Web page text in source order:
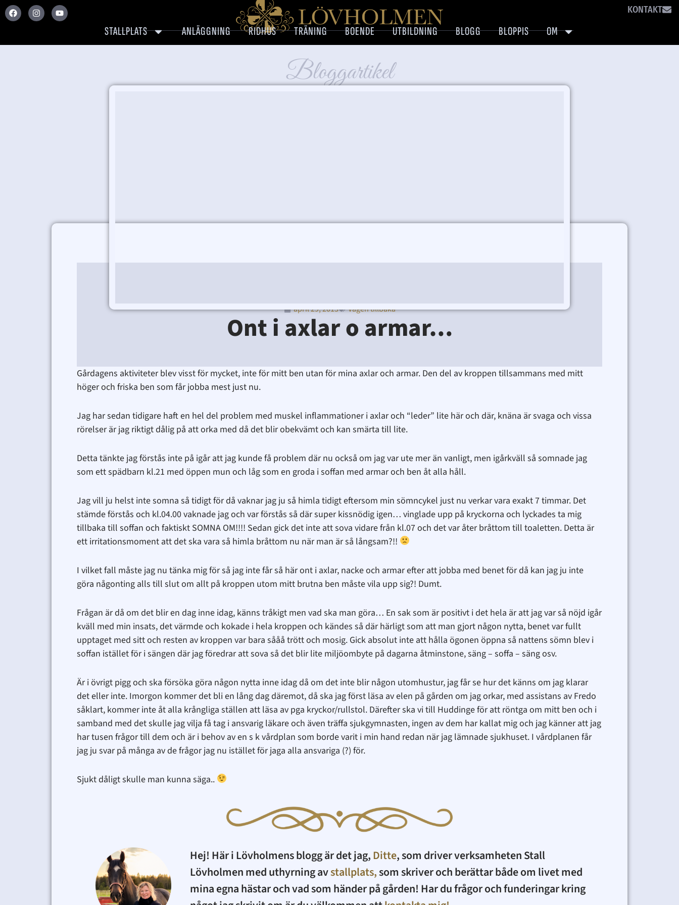
KONTAKT
STALLPLATS ANLÄGGNING RIDHUS TRÄNING BOENDE UTBILDNING BLOGG BLOPPIS OM
Bloggartikel
Ditte Lindbom april 29, 2013 8:13 f m
april 29, 2013 Vägen tillbaka
Ont i axlar o armar…
Gårdagens aktiviteter blev visst för mycket, inte för mitt ben utan för mina axlar och armar. Den del av kroppen tillsammans med mitt
höger och friska ben som får jobba mest just nu.
Jag har sedan tidigare haft en hel del problem med muskel inflammationer i axlar och “leder” lite här och där, knäna är svaga och vissa
rörelser är jag riktigt dålig på att orka med då det blir obekvämt och kan smärta till lite.
Detta tänkte jag förstås inte på igår att jag kunde få problem där nu också om jag var ute mer än vanligt, men igårkväll så somnade jag
som ett spädbarn kl.21 med öppen mun och låg som en groda i soffan med armar och ben åt alla håll.
Jag vill ju helst inte somna så tidigt för då vaknar jag ju så himla tidigt eftersom min sömncykel just nu verkar vara exakt 7 timmar. Det
stämde förstås och kl.04.00 vaknade jag och var förstås så där super kissnödig igen… vinglade upp på kryckorna och lyckades ta mig
tillbaka till soffan och faktiskt SOMNA OM!!!! Sedan gick det inte att sova vidare från kl.07 och det var åter bråttom till toaletten. Detta är
ett irritationsmoment att det ska vara så himla bråttom nu när man är så långsam?!!
I vilket fall måste jag nu tänka mig för så jag inte får så här ont i axlar, nacke och armar efter att jobba med benet för då kan jag ju inte
göra någonting alls till slut om allt på kroppen utom mitt brutna ben måste vila upp sig?! Dumt.
Frågan är då om det blir en dag inne idag, känns tråkigt men vad ska man göra… En sak som är positivt i det hela är att jag var så nöjd igår
kväll med min insats, det värmde och kokade i hela kroppen och kändes så där härligt som att man gjort någon nytta, benet var fullt
upptaget med sitt och resten av kroppen var bara sååå trött och mosig. Gick absolut inte att hålla ögonen öppna så nattens sömn blev i
soffan istället för i sängen där jag föredrar att sova så det blir lite miljöombyte på dagarna åtminstone, säng – soffa – säng osv.
Är i övrigt pigg och ska försöka göra någon nytta inne idag då om det inte blir någon utomhustur, jag får se hur det känns om jag klarar
det eller inte. Imorgon kommer det bli en lång dag däremot, då ska jag först läsa av elen på gården om jag orkar, med assistans av Fredo
såklart, kommer inte åt alla krångliga ställen att läsa av pga kryckor/rullstol. Därefter ska vi till Huddinge för att röntga om mitt ben och i
samband med det skulle jag vilja få tag i ansvarig läkare och även träffa sjukgymnasten, ingen av dem har kallat mig och jag känner att jag
har tusen frågor till dem och är i behov av en s k vårdplan som borde varit i min hand redan när jag lämnade sjukhuset. I vårdplanen får
jag ju svar på många av de frågor jag nu istället för jaga alla ansvariga (?) för.
Sjukt dåligt skulle man kunna säga..
Hej! Här i Lövholmens blogg är det jag,Ditte, som driver verksamheten Stall
Lövholmen med uthyrning avstallplats,som skriver och berättar både om livet med
mina egna hästar och vad som händer på gården! Har du frågor och funderingar kring